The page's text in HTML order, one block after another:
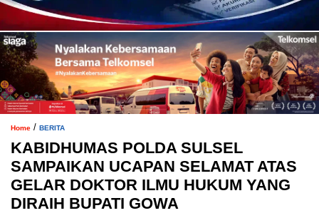
Home / BERITA
KABIDHUMAS POLDA SULSEL
SAMPAIKAN UCAPAN SELAMAT ATAS
GELAR DOKTOR ILMU HUKUM YANG
DIRAIH BUPATI GOWA